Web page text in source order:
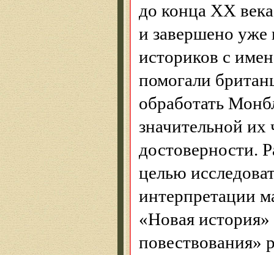
до конца ХХ
и завершено уже
историков с
помогали
обработать
значительной их
достоверности.
целью
интерпретации
«Новая
повествования»